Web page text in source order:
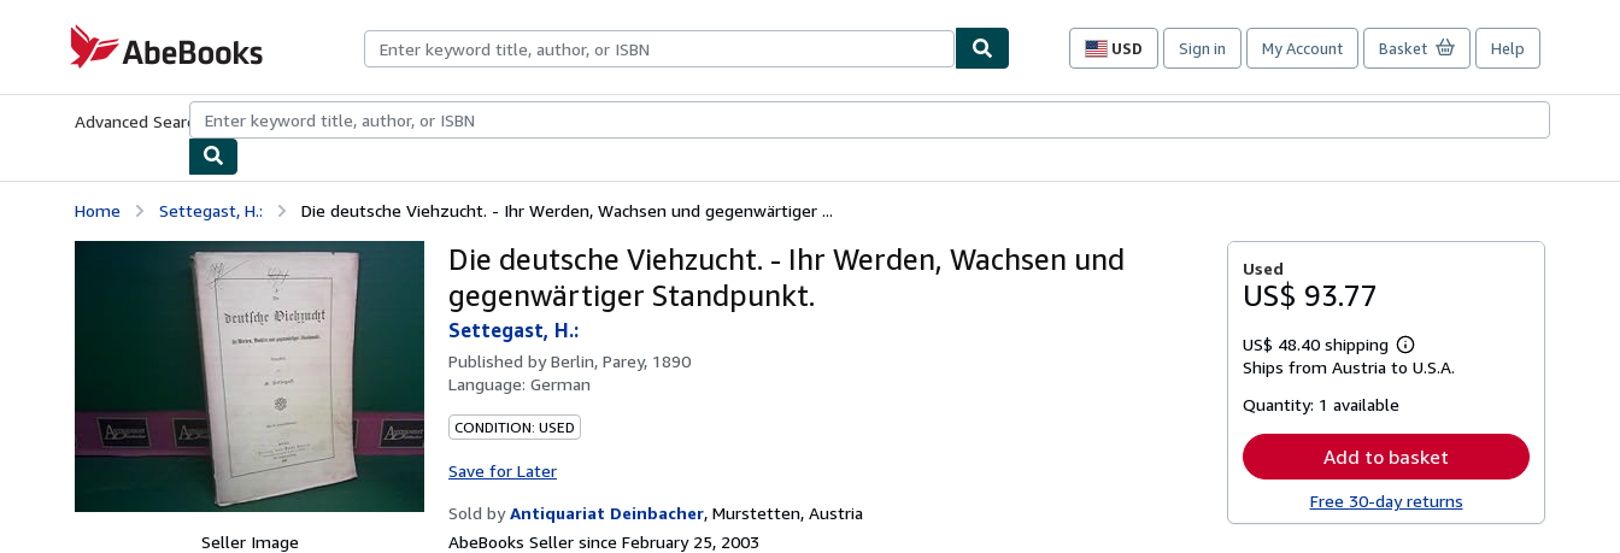
AbeBooks.com
USD
Site
preferences
Sign in My Account Basket Help
Advanced Search Browse CollectionsRare BooksArt & Collectibles
Home Settegast, H.: Die deutsche Viehzucht. - Ihr Werden, Wachsen und gegenwärtiger ...
Seller Image
Die deutsche Viehzucht. - Ihr Werden, Wachsen und
gegenwärtiger Standpunkt.
Settegast, H.:
Published byBerlin, Parey, 1890
Language: German
CONDITION: USED
Save for Later
Sold by Antiquariat Deinbacher, Murstetten, Austria
AbeBooks Seller since February 25, 2003
Used
US$ 93.77
US$ 48.40 shipping
Learn
more
Ships from Austria to U.S.A.
Quantity: 1 available
Add to basket
Free 30-day returns